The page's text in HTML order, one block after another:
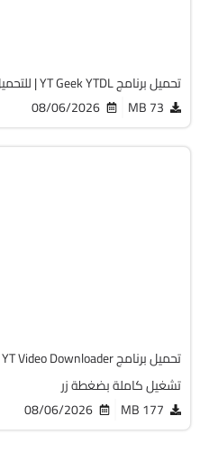
تحميل برنامج YT Geek YTDL | للتحميل من اليوتيوب
73 MB
08/06/2026
تشغيل كاملة بضغطة زر
177 MB
08/06/2026